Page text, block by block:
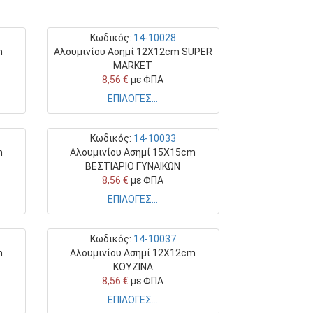
Κωδικός: 14-10028
Αλουμινίου Ασημί 12Χ12cm SUPER
MARKET
8,56 € με ΦΠΑ
ΕΠΙΛΟΓΕΣ...
Κωδικός: 14-10033
Αλουμινίου Ασημί 15Χ15cm
ΒΕΣΤΙΑΡΙΟ ΓΥΝΑΙΚΩΝ
8,56 € με ΦΠΑ
ΕΠΙΛΟΓΕΣ...
Κωδικός: 14-10037
Αλουμινίου Ασημί 12Χ12cm
ΚΟΥΖΙΝΑ
8,56 € με ΦΠΑ
ΕΠΙΛΟΓΕΣ...